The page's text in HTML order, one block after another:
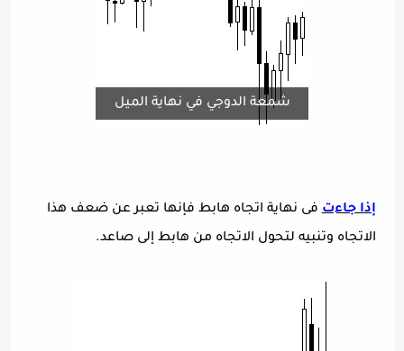
شمعة الدوجي في نهاية الميل
إذا جاءتفى نهاية اتجاه هابط فإنها تعبر عن ضعف هذا
الاتجاه وتنبيه لتحول الاتجاه من هابط إلى صاعد.